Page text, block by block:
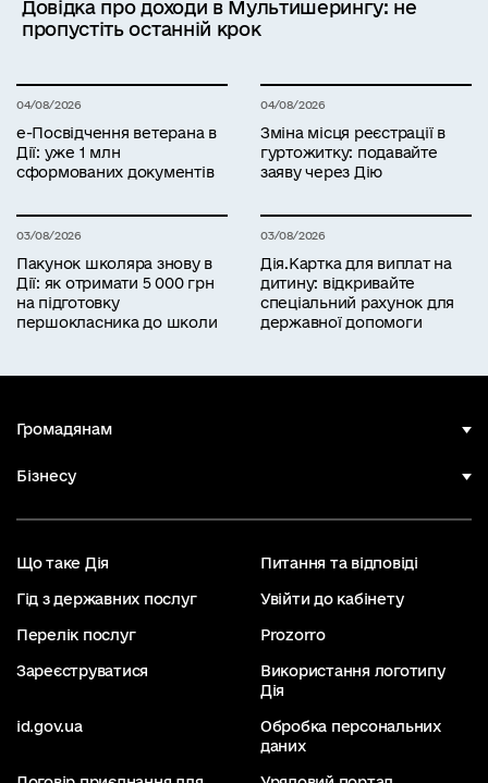
Довідка про доходи в Мультишерингу: не
пропустіть останній крок
04/08/2026
е-Посвідчення ветерана в
Дії: уже 1 млн
сформованих документів
04/08/2026
Зміна місця реєстрації в
гуртожитку: подавайте
заяву через Дію
03/08/2026
Пакунок школяра знову в
Дії: як отримати 5 000 грн
на підготовку
першокласника до школи
03/08/2026
Дія.Картка для виплат на
дитину: відкривайте
спеціальний рахунок для
державної допомоги
Громадянам
Бізнесу
Що таке Дія Питання та відповіді
Гід з державних послуг Увійти до кабінету
Перелік послуг Prozorro
Зареєструватися
Використання логотипу
Дія
id.gov.ua
Обробка персональних
даних